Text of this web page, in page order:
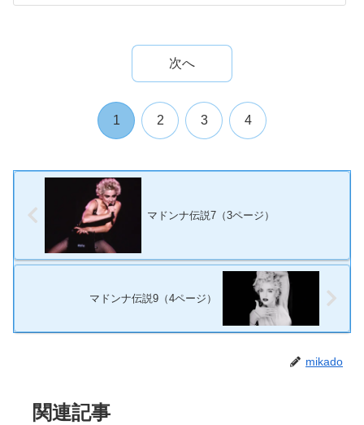
次へ
1 2 3 4
マドンナ伝説7（3ページ）
マドンナ伝説9（4ページ）
mikado
関連記事